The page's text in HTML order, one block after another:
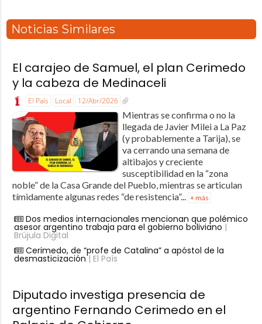
Noticias Similares
El carajeo de Samuel, el plan Cerimedo
y la cabeza de Medinaceli
El País Local 12/Abr/2026
Mientras se confirma o no la
llegada de Javier Milei a La Paz
(y probablemente a Tarija), se
va cerrando una semana de
altibajos y creciente
susceptibilidad en la “zona
noble” de la Casa Grande del Pueblo, mientras se articulan
tímidamente algunas redes “de resistencia”... + más
Dos medios internacionales mencionan que polémico
asesor argentino trabaja para el gobierno boliviano |
Brújula Digital
Cerimedo, de “profe de Catalina” a apóstol de la
desmasticización| El País
Diputado investiga presencia de
argentino Fernando Cerimedo en el